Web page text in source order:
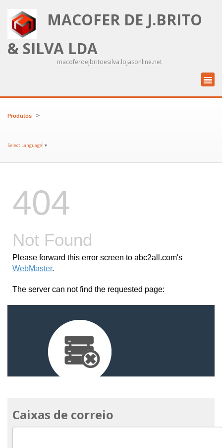
MACOFER DE J.BRITO
& SILVA LDA
macoferdejbritoesilva.lojasonline.net
Produtos >
Select Language ▼
Caixas de correio